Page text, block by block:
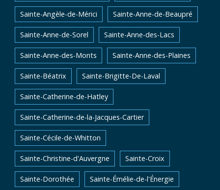
Sainte-Angèle-de-Mérici Sainte-Anne-de-Beaupré
Sainte-Anne-de-Sorel Sainte-Anne-des-Lacs
Sainte-Anne-des-Monts Sainte-Anne-des-Plaines
Sainte-Béatrix Sainte-Brigitte-De-Laval
Sainte-Catherine-de-Hatley
Sainte-Catherine-de-la-Jacques-Cartier
Sainte-Cécile-de-Whitton
Sainte-Christine-d'Auvergne Sainte-Croix
Sainte-Dorothée Sainte-Émélie-de-l'Énergie